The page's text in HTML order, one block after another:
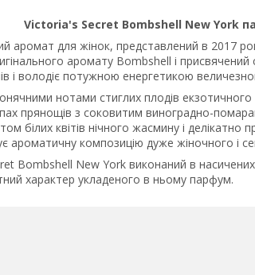
Victoria's Secret Bombshell New York
аромат для жінок, представлений в 2017
аромату Bombshell і присвячений
і володіє потужною енергетикою
нотами стиглих плодів
прянощів з соковитим виноградно-
білих квітів нічного жасмину і делікатно
ароматичну композицію дуже жіночного і
Bombshell New York виконаний в
характер укладеного в ньому парфум.